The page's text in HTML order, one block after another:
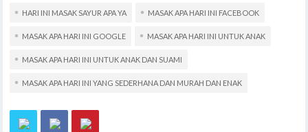
HARI INI MASAK SAYUR APA YA MASAK APA HARI INI FACEBOOK
MASAK APA HARI INI GOOGLE MASAK APA HARI INI UNTUK ANAK
MASAK APA HARI INI UNTUK ANAK DAN SUAMI
MASAK APA HARI INI YANG SEDERHANA DAN MURAH DAN ENAK